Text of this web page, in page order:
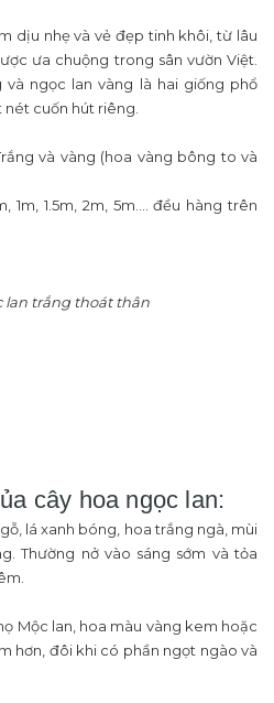
dịu nhẹ và vẻ đẹp tinh khôi, từ lâu
ưa chuộng trong sân vườn Việt.
ngọc lan vàng là hai giống phổ
cuốn hút riêng.
và vàng (hoa vàng bông to và
1m, 1.5m, 2m, 5m.... đều hàng trên
lan trắng thoát thân
cây hoa ngọc lan:
lá xanh bóng, hoa trắng ngà, mùi
Thường nở vào sáng sớm và tỏa
Mộc lan, hoa màu vàng kem hoặc
hơn, đôi khi có phần ngọt ngào và